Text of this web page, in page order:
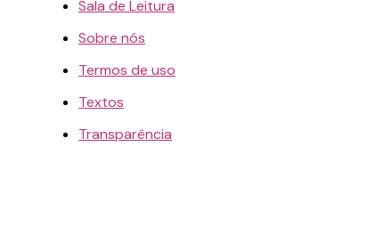
Sala de Leitura
Sobre nós
Termos de uso
Textos
Transparência